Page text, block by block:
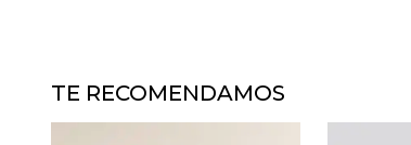
TE RECOMENDAMOS